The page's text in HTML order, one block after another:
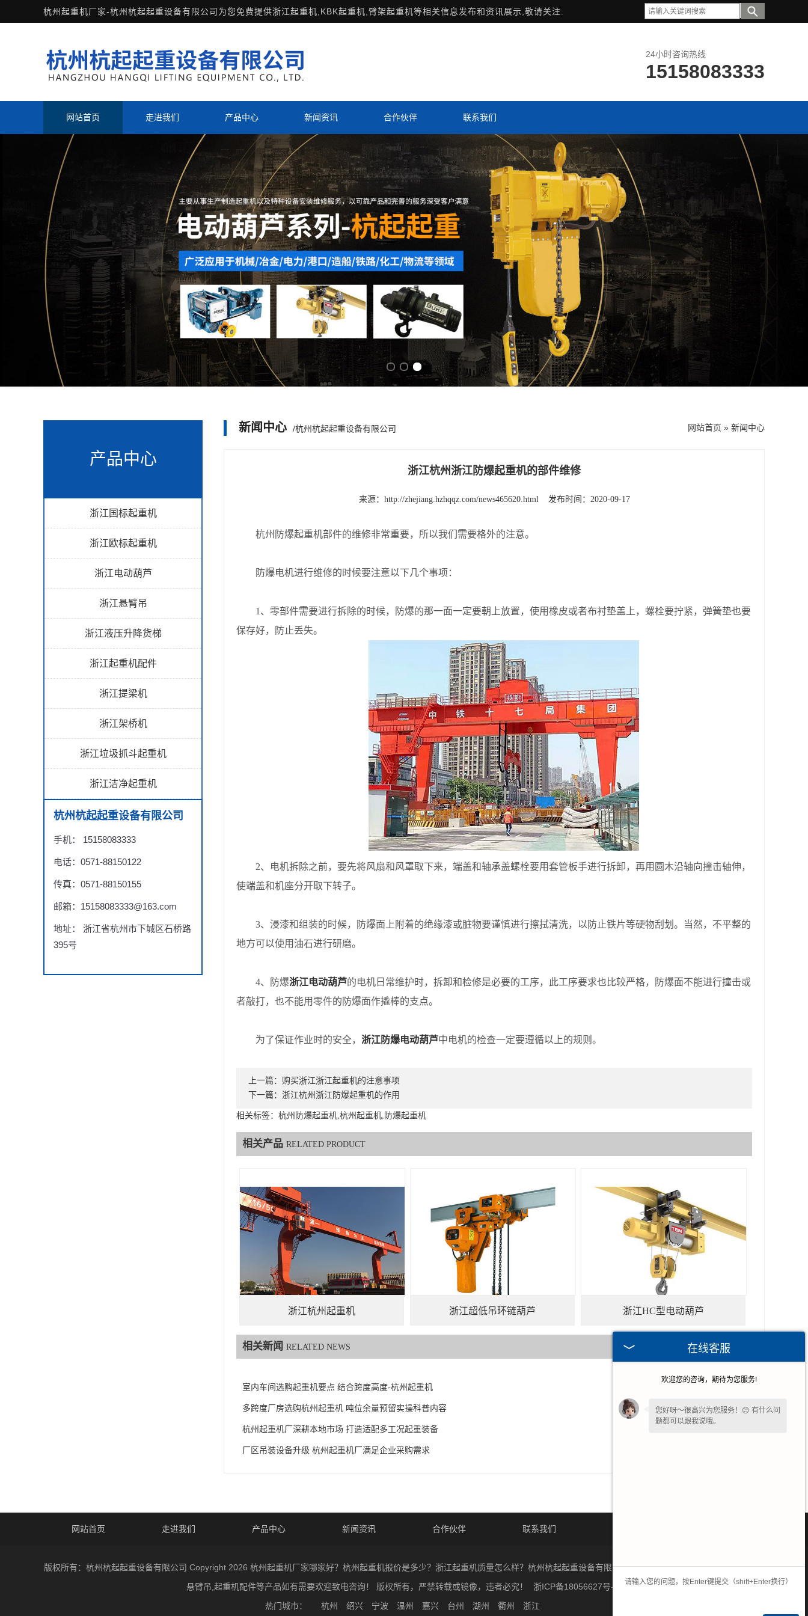
杭州起重机厂家-杭州杭起起重设备有限公司为您免费提供浙江起重机 ,KBK起重机,臂架起重机等相关信息发布和资讯展示,敬请关注.
24小时咨询热线
15158083333
网站首页 走进我们 产品中心 新闻资讯 合作伙伴 联系我们
产品中心
浙江国标起重机
浙江欧标起重机
浙江电动葫芦
浙江悬臂吊
浙江液压升降货梯
浙江起重机配件
浙江提梁机
浙江架桥机
浙江垃圾抓斗起重机
浙江洁净起重机
杭州杭起起重设备有限公司
手机： 15158083333
电话：0571-88150122
传真：0571-88150155
邮箱：15158083333@163.com
地址： 浙江省杭州市下城区石桥路
395号
新闻中心 /杭州杭起起重设备有限公司 网站首页 » 新闻中心
浙江杭州浙江防爆起重机的部件维修
来源： http://zhejiang.hzhqqz.com/news465620.html 发布时间：2020-09-17
杭州防爆起重机部件的维修非常重要，所以我们需要格外的注意。
防爆电机进行维修的时候要注意以下几个事项：
1、零部件需要进行拆除的时候，防爆的那一面一定要朝上放置，使用橡皮或者布衬垫盖上，螺栓要拧紧，弹簧垫也要
保存好，防止丢失。
2、电机拆除之前，要先将风扇和风罩取下来，端盖和轴承盖螺栓要用套管板手进行拆卸，再用圆木沿轴向撞击轴伸，
使端盖和机座分开取下转子。
3、浸漆和组装的时候，防爆面上附着的绝缘漆或脏物要谨慎进行擦拭清洗，以防止铁片等硬物刮划。当然，不平整的
地方可以使用油石进行研磨。
4、防爆浙江电动葫芦的电机日常维护时，拆卸和检修是必要的工序，此工序要求也比较严格，防爆面不能进行撞击或
者敲打，也不能用零件的防爆面作撬棒的支点。
为了保证作业时的安全， 浙江防爆电动葫芦中电机的检查一定要遵循以上的规则。
上一篇： 购买浙江浙江起重机的注意事项
下一篇： 浙江杭州浙江防爆起重机的作用
相关标签：杭州防爆起重机,杭州起重机,防爆起重机
相关产品 RELATED PRODUCT
浙江杭州起重机 浙江超低吊环链葫芦 浙江HC型电动葫芦
相关新闻 RELATED NEWS
室内车间选购起重机要点 结合跨度高度-杭州起重机
多跨度厂房选购杭州起重机 吨位余量预留实操科普内容 2026-06-22
杭州起重机厂深耕本地市场 打造适配多工况起重装备
厂区吊装设备升级 杭州起重机厂满足企业采购需求
网站首页 走进我们 产品中心 新闻资讯 合作伙伴 联系我们
版权所有：杭州杭起起重设备有限公司 Copyright 2026 杭州起重机厂家哪家好？杭州起重机报价是多少？浙江起重机质量怎么样？杭州杭起起重设备有限公司生产起重机,电动葫芦,架桥机,提梁机,
悬臂吊,起重机配件等产品如有需要欢迎致电咨询！ 版权所有，严禁转载或镜像，违者必究！
浙ICP备18056627号-2
热门城市：
杭州 绍兴 宁波 温州 嘉兴 台州 湖州 衢州 浙江
在线客服
欢迎您的咨询，期待为您服务!
您好呀～很高兴为您服务！😊 有什么问
题都可以跟我说哦。